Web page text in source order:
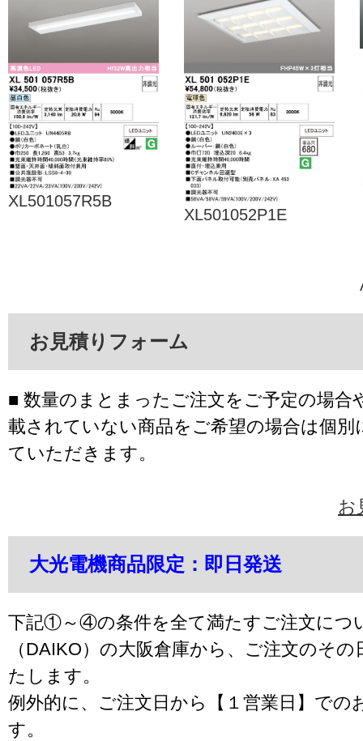
XL501057R5B
XL501052P1E
お見積りフォーム
■ 数量のまとまったご注文をご予定の場合
載されていない商品をご希望の場合は個別
ていただきます。
お
大光電機商品限定：即日発送
下記①～④の条件を全て満たすご注文につ
（DAIKO）の大阪倉庫から、ご注文のそ
たします。
例外的に、ご注文日から【１営業日】での
す。